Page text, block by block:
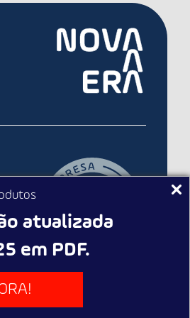
atualizada
em PDF.